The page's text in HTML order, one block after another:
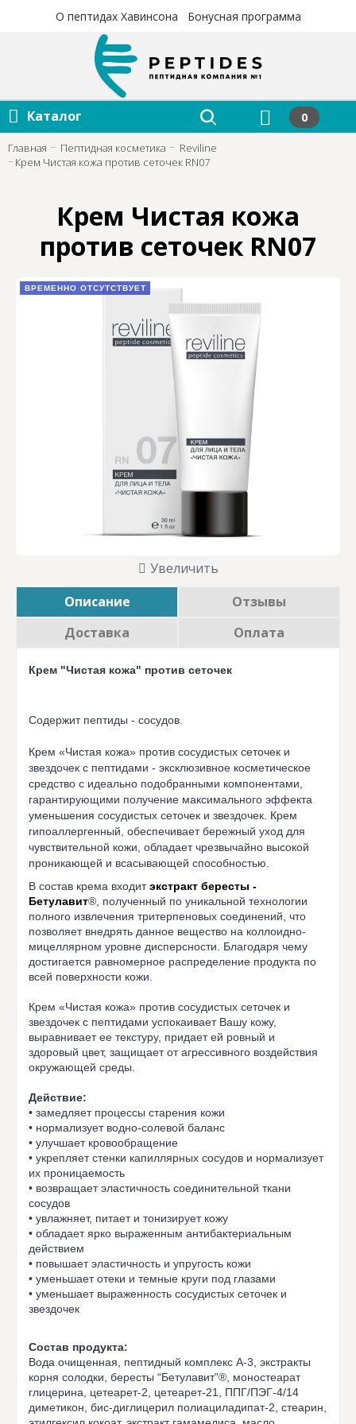
О пептидах Хавинсона Бонусная программа
Каталог 0
Главная Пептидная косметика
Reviline
Крем Чистая кожа против сеточек RN07
Крем Чистая кожа
против сеточек RN07
ВРЕМЕННО ОТСУТСТВУЕТ
Увеличить
Описание
Отзывы
Доставка
Оплата
Крем "Чистая кожа" против сеточек
Содержит пептиды - сосудов.
Крем «Чистая кожа» против сосудистых сеточек и
звездочек с пептидами - эксклюзивное косметическое
средство с идеально подобранными компонентами,
гарантирующими получение максимального эффекта
уменьшения сосудистых сеточек и звездочек. Крем
гипоаллергенный, обеспечивает бережный уход для
чувствительной кожи, обладает чрезвычайно высокой
проникающей и всасывающей способностью.
В состав крема входит экстракт бересты -
Бетулавит® , полученный по уникальной технологии
полного извлечения тритерпеновых соединений, что
позволяет внедрять данное вещество на коллоидно-
мицеллярном уровне дисперсности. Благодаря чему
достигается равномерное распределение продукта по
всей поверхности кожи.
Крем «Чистая кожа» против сосудистых сеточек и
звездочек с пептидами успокаивает Вашу кожу,
выравнивает ее текстуру, придает ей ровный и
здоровый цвет, защищает от агрессивного воздействия
окружающей среды.
Действие:
• замедляет процессы старения кожи
• нормализует водно-солевой баланс
• улучшает кровообращение
• укрепляет стенки капиллярных сосудов и нормализует
их проницаемость
• возвращает эластичность соединительной ткани
сосудов
• увлажняет, питает и тонизирует кожу
• обладает ярко выраженным антибактериальным
действием
• повышает эластичность и упругость кожи
• уменьшает отеки и темные круги под глазами
• уменьшает выраженность сосудистых сеточек и
звездочек
Состав продукта:
Вода очищенная, пептидный комплекс А-3, экстракты
корня солодки, бересты “Бетулавит”®, моностеарат
глицерина, цетеарет-2, цетеарет-21, ППГ/ПЭГ-4/14
диметикон, бис-диглицерил полиациладипат-2, стеарин,